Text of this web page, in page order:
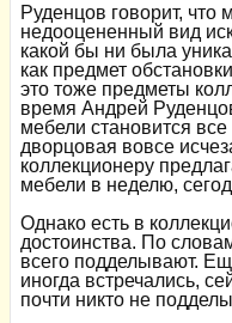
Руденцов говорит,
недооцененный вид
какой бы ни была
как предмет
это тоже предметы
время Андрей
мебели становится
дворцовая вовсе
коллекционеру
мебели в неделю,
Однако есть в
достоинства. По
всего подделывают.
иногда встречались,
почти никто не